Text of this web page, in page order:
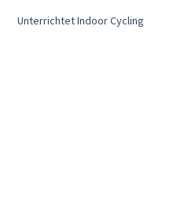
Unterrichtet Indoor Cycling